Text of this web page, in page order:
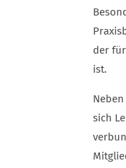
der
ist.
sich